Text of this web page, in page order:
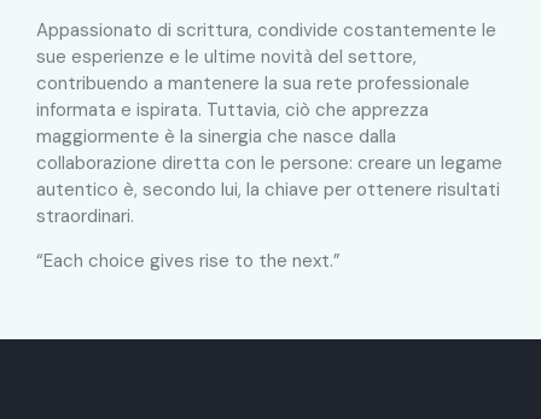
Appassionato di scrittura, condivide costantemente le
sue esperienze e le ultime novità del settore,
contribuendo a mantenere la sua rete professionale
informata e ispirata. Tuttavia, ciò che apprezza
maggiormente è la sinergia che nasce dalla
collaborazione diretta con le persone: creare un legame
autentico è, secondo lui, la chiave per ottenere risultati
straordinari.
“Each choice gives rise to the next.”